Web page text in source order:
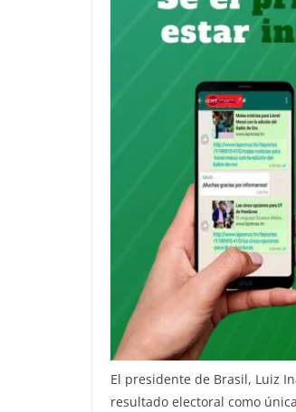
El presidente de Brasil, Luiz
resultado electoral como